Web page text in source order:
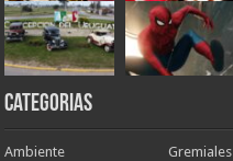
Categorias
Ambiente Gremiales